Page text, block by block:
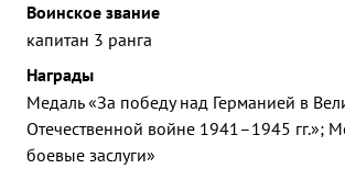
Воинское звание
капитан 3 ранга
Награды
Медаль «За победу над Германией в
Отечественной войне 1941–1945 гг.»;
боевые заслуги»